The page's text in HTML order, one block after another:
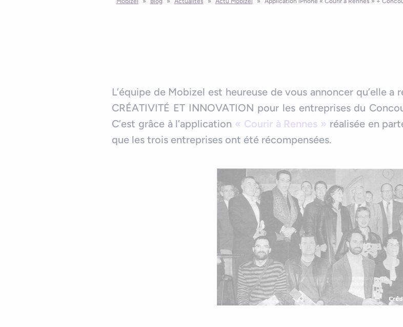
L’équipe de Mobizel est heureuse de vous annoncer qu’elle
CRÉATIVITÉ ET INNOVATION pour les entreprises du
C’est grâce à l’application « Courir à Rennes » réalisée en
que les trois entreprises ont été récompensées.